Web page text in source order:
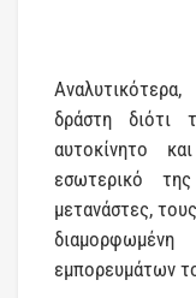
δράστη διότι
αυτοκίνητο
εσωτερικό
μετανάστες,
εμπορευμάτων